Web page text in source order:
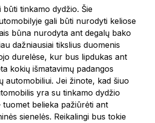
būti tinkamo dydžio. Šie
gali būti nurodyti keliose
būna nurodyta ant degalų bako
dažniausiai tikslius duomenis
durelėse, kur bus lipdukas ant
kokių išmatavimų padangos
automobiliui. Jei žinote, kad šiuo
yra su tinkamo dydžio
tuomet belieka pažiūrėti ant
sienelės. Reikalingi bus tokie